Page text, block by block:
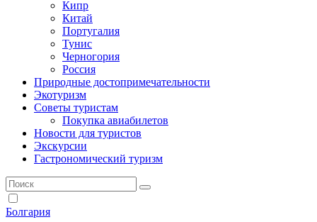
Кипр
Китай
Португалия
Тунис
Черногория
Россия
Природные достопримечательности
Экотуризм
Советы туристам
Покупка авиабилетов
Новости для туристов
Экскурсии
Гастрономический туризм
Болгария